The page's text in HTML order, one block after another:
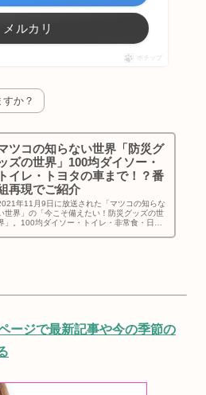
メルカリ
ポチップ
か？
ツコの知らない世界「防災グ
ズの世界」100均ダイソー・
トイレ・トヨタの車まで！？番
再現でご紹介
年11月9日に放送された「マツコの知らな
世界」の「今こそ備えたい！防災グッズの世
」。100均ダイソー・トイレ・非常食・日常
ージで最新記事や今の季節の